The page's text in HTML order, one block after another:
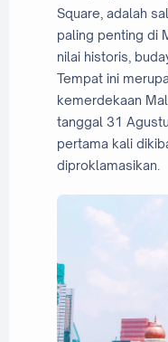
Square, adalah
paling penting di
nilai historis,
Tempat ini
kemerdekaan
tanggal 31
pertama kali
diproklamasikan.